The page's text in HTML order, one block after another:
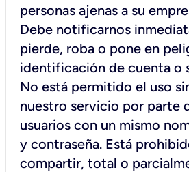
personas ajenas a su
Debe notificarnos
pierde, roba o pone en
identificación de cuenta o
No está permitido el uso
nuestro servicio por parte
usuarios con un mismo
y contraseña. Está
compartir, total o